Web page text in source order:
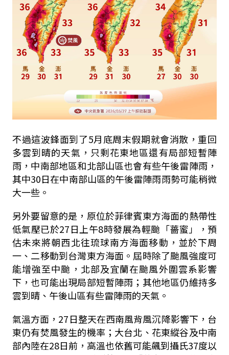
不過這波鋒面到了5月底周末假期就會消散，重回
多雲到晴的天氣，只剩花東地區還有局部短暫陣
雨，中南部地區和北部山區也會有些午後雷陣雨，
其中30日在中南部山區的午後雷陣雨雨勢可能稍微
大一些。
另外要留意的是，原位於菲律賓東方海面的熱帶性
低氣壓已於27日上午8時發展為輕颱「薔蜜」，預
估未來將朝西北往琉球南方海面移動，並於下周
一、二移動到台灣東方海面。屆時除了颱風強度可
能增強至中颱，北部及宜蘭在颱風外圍雲系影響
下，也可能出現局部短暫陣雨；其他地區仍維持多
雲到晴、午後山區有些雷陣雨的天氣。
氣溫方面，27日整天在西南風背風沉降影響下，台
東仍有焚風發生的機率；大台北、花東縱谷及中南
部內陸在28日前，高溫也依舊可能飆到攝氏37度以